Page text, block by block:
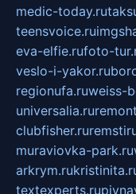
medic-today.ru
teensvoice.ru
eva-elfie.rufoto-
veslo-i-yakor.ru
regionufa.ruweiss-
universalia.ru
clubfisher.ru
muraviovka-park.ru
arkrym.ru
textexperts.ru